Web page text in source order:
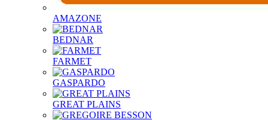
AMAZONE
BEDNAR
FARMET
GASPARDO
GREAT PLAINS